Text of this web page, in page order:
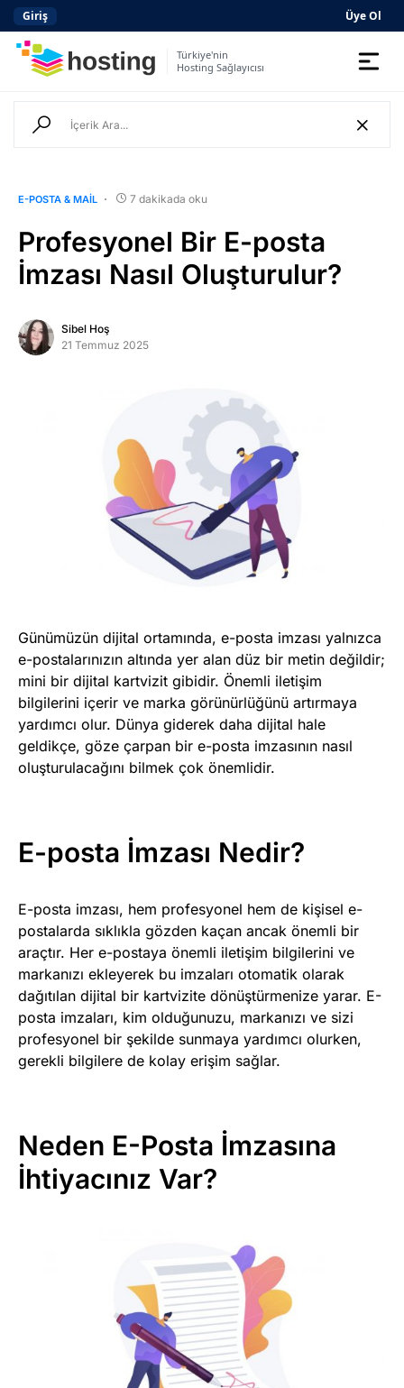
Giriş Üye Ol
Türkiye'nin
Hosting Sağlayıcısı
Domain
Hazır Site
SSL Sertifikası
Bilgi Bankası
Müşteri Giriş
Yeni Kayıt
E-POSTA & MAIL 7 dakikada oku
Profesyonel Bir E-posta
İmzası Nasıl Oluşturulur?
Sibel Hoş
21 Temmuz 2025
Günümüzün dijital ortamında, e-posta imzası yalnızca
e-postalarınızın altında yer alan düz bir metin değildir;
mini bir dijital kartvizit gibidir. Önemli iletişim
bilgilerini içerir ve marka görünürlüğünü artırmaya
yardımcı olur. Dünya giderek daha dijital hale
geldikçe, göze çarpan bir e-posta imzasının nasıl
oluşturulacağını bilmek çok önemlidir.
E-posta İmzası Nedir?
E-posta imzası, hem profesyonel hem de kişisel e-
postalarda sıklıkla gözden kaçan ancak önemli bir
araçtır. Her e-postaya önemli iletişim bilgilerini ve
markanızı ekleyerek bu imzaları otomatik olarak
dağıtılan dijital bir kartvizite dönüştürmenize yarar. E-
posta imzaları, kim olduğunuzu, markanızı ve sizi
profesyonel bir şekilde sunmaya yardımcı olurken,
gerekli bilgilere de kolay erişim sağlar.
Neden E-Posta İmzasına
İhtiyacınız Var?